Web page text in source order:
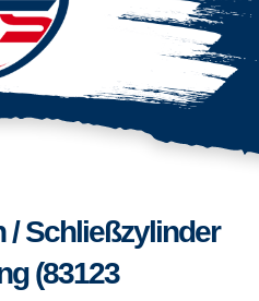
/ Schließzylinder
(83123